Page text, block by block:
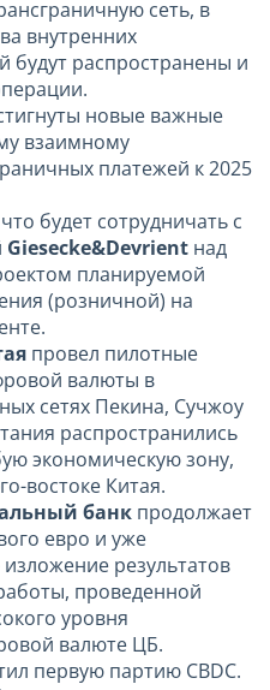
сеть, в
внутренних
будут распространены и
новые важные
взаимному
платежей к 2025
будет сотрудничать с
Giesecke&Devrient над
планируемой
(розничной) на
провел пилотные
валюты в
сетях Пекина, Сучжоу
распространились
экономическую зону,
востоке Китая.
банк продолжает
евро и уже
результатов
проведенной
уровня
валюте ЦБ.
первую партию CBDC.